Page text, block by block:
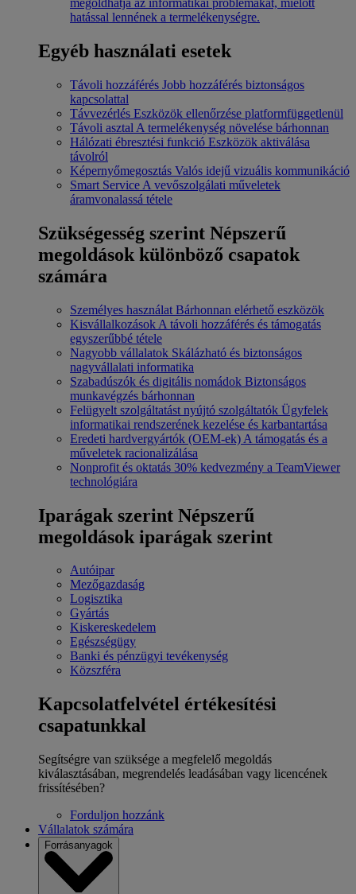
megoldhatja az informatikai problémákat, mielőtt
hatással lennének a termelékenységre.
Egyéb használati esetek
Távoli hozzáférés Jobb hozzáférés biztonságos
kapcsolattal
Távvezérlés Eszközök ellenőrzése platformfüggetlenül
Távoli asztal A termelékenység növelése bárhonnan
Hálózati ébresztési funkció Eszközök aktiválása
távolról
Képernyőmegosztás Valós idejű vizuális kommunikáció
Smart Service A vevőszolgálati műveletek
áramvonalassá tétele
Szükségesség szerint Népszerű
megoldások különböző csapatok
számára
Személyes használat Bárhonnan elérhető eszközök
Kisvállalkozások A távoli hozzáférés és támogatás
egyszerűbbé tétele
Nagyobb vállalatok Skálázható és biztonságos
nagyvállalati informatika
Szabadúszók és digitális nomádok Biztonságos
munkavégzés bárhonnan
Felügyelt szolgáltatást nyújtó szolgáltatók Ügyfelek
informatikai rendszerének kezelése és karbantartása
Eredeti hardvergyártók (OEM-ek) A támogatás és a
műveletek racionalizálása
Nonprofit és oktatás 30% kedvezmény a TeamViewer
technológiára
Iparágak szerint Népszerű
megoldások iparágak szerint
Autóipar
Mezőgazdaság
Logisztika
Gyártás
Kiskereskedelem
Egészségügy
Banki és pénzügyi tevékenység
Közszféra
Kapcsolatfelvétel értékesítési
csapatunkkal
Segítségre van szüksége a megfelelő megoldás
kiválasztásában, megrendelés leadásában vagy licencének
frissítésében?
Forduljon hozzánk
Vállalatok számára
Forrásanyagok